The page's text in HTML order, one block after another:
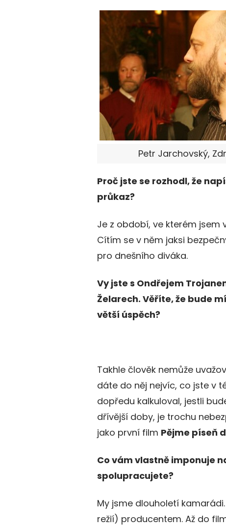
Petr Jarchovský,
Proč jste se rozhodl, že
průkaz?
Je z období, ve kterém
Cítím se v něm jaksi
pro dnešního diváka.
Vy jste s Ondřejem
Želarech. Věříte, že bude
větší úspěch?
Takhle člověk nemůže
dáte do něj nejvíc, co jste v
dopředu kalkuloval, jestli
dřívější doby, je trochu
jako první film Pějme píseň
Co vám vlastně imponuje
spolupracujete?
My jsme dlouholetí
režií) producentem. Až do